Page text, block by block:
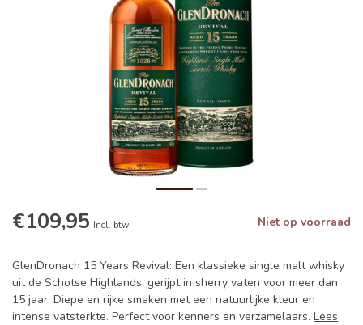
€109,95 Incl. btw Niet op voorraad
GlenDronach 15 Years Revival: Een klassieke single malt whisky
uit de Schotse Highlands, gerijpt in sherry vaten voor meer dan
15 jaar. Diepe en rijke smaken met een natuurlijke kleur en
intense vatsterkte. Perfect voor kenners en verzamelaars. Lees